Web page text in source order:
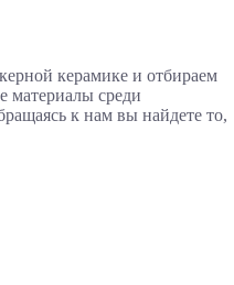
керамике и отбираем
материалы среди
к нам вы найдете то,